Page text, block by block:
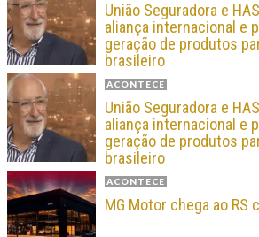
União Seguradora e
aliança internacional e
geração de produtos
brasileiro
ACONTECE
União Seguradora e
aliança internacional e
geração de produtos
brasileiro
ACONTECE
MG Motor chega ao RS